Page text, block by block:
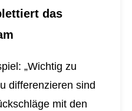
das
„Wichtig zu
differenzieren sind
mit den